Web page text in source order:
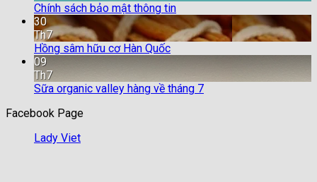
Chính sách bảo mật thông tin
30
Th7
Hồng sâm hữu cơ Hàn Quốc
09
Th7
Sữa organic valley hàng về tháng 7
Facebook Page
Lady Viet